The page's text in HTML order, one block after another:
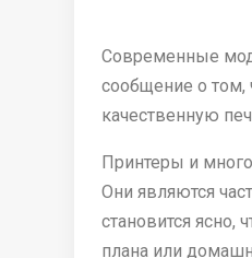
Современные
сообщение о том,
качественную
Принтеры и
Они являются
становится ясно,
плана или